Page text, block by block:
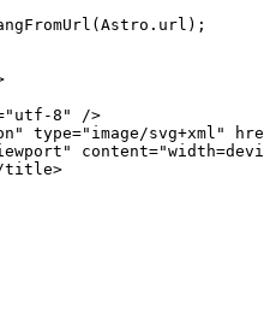
(Astro . url );
" utf-8 "
/>
" type=" image/svg+xml "
" content="
title>